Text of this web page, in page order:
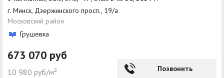
г. Минск, Дзержинского просп., 19/а
Московский район
Грушевка
673 070 руб
10 980 руб/м² Позвонить